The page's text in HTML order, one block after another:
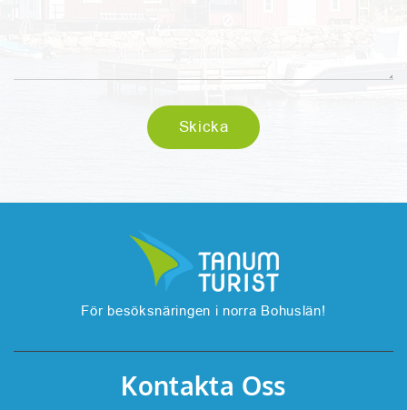
För besöksnäringen i norra Bohuslän!
Kontakta Oss